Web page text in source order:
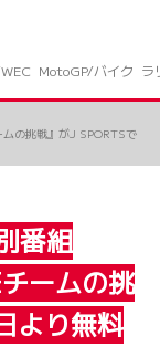
MotoGP/バイク ラ
の挑戦』がJ SPORTSで
番組
ームの挑
より無料